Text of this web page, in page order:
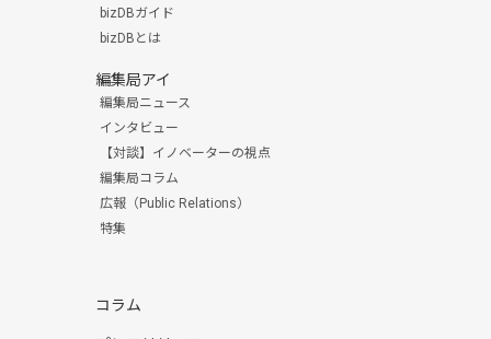
bizDBガイド
bizDBとは
編集局アイ
編集局ニュース
インタビュー
【対談】イノベーターの視点
編集局コラム
広報（Public Relations）
特集
コラム